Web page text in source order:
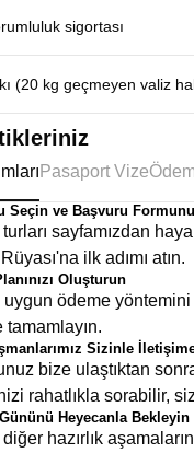
sigortası
(20 kg geçmeyen valiz
Pasaport Vize
Seçin ve Başvuru
turları sayfamızdan
ilk adımı atın.
Oluşturun
uygun ödeme
tamamlayın.
Sizinle
bize ulaştıktan
rahatlıkla sorabilir,
Heyecanla Bekleyin
hazırlık